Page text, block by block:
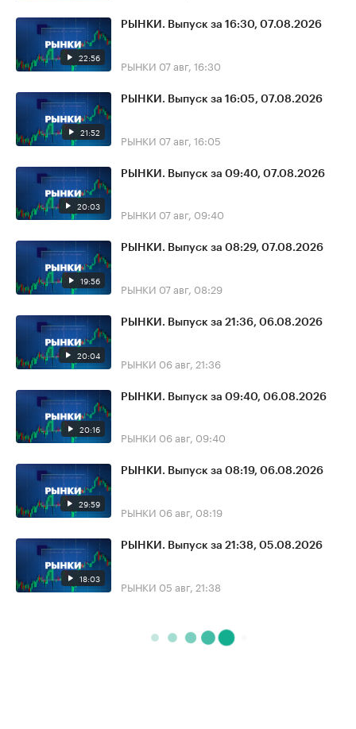
22:56
РЫНКИ. Выпуск за 16:30, 07.08.2026
РЫНКИ 07 авг, 16:30
21:52
РЫНКИ. Выпуск за 16:05, 07.08.2026
РЫНКИ 07 авг, 16:05
20:03
РЫНКИ. Выпуск за 09:40, 07.08.2026
РЫНКИ 07 авг, 09:40
19:56
РЫНКИ. Выпуск за 08:29, 07.08.2026
РЫНКИ 07 авг, 08:29
20:04
РЫНКИ. Выпуск за 21:36, 06.08.2026
РЫНКИ 06 авг, 21:36
20:16
РЫНКИ. Выпуск за 09:40, 06.08.2026
РЫНКИ 06 авг, 09:40
29:59
РЫНКИ. Выпуск за 08:19, 06.08.2026
РЫНКИ 06 авг, 08:19
18:03
РЫНКИ. Выпуск за 21:38, 05.08.2026
РЫНКИ 05 авг, 21:38